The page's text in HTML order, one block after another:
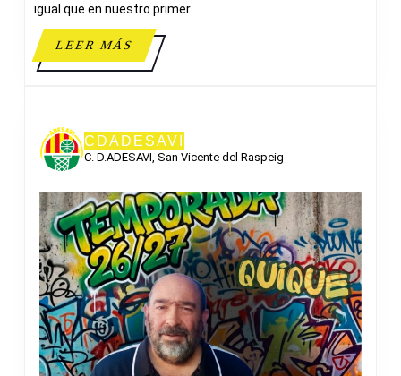
igual que en nuestro primer
LEER MÁSLEER
MÁS
CDADESAVI
C. D.ADESAVI, San Vicente del Raspeig